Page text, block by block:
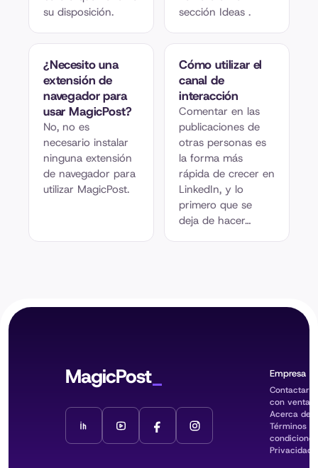
su disposición.
sección Ideas .
¿Necesito una
extensión de
navegador para
usar MagicPost?
No, no es
necesario instalar
ninguna extensión
de navegador para
utilizar MagicPost.
Cómo utilizar el
canal de
interacción
Comentar en las
publicaciones de
otras personas es
la forma más
rápida de crecer en
LinkedIn, y lo
primero que se
deja de hacer…
MagicPost Empresa
Contactar
con ventas
Acerca de
Términos y
condiciones
Privacidad